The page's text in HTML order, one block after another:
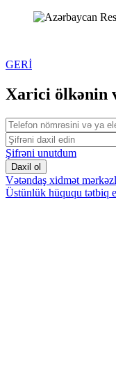
GERİ
Xarici ölkənin
Şifrəni unutdum
Daxil ol
Vətəndaş xidmət
Üstünlük hüququ tətbiq